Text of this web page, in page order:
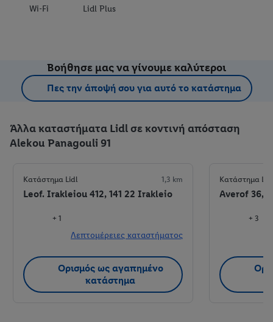
Wi-Fi
Lidl Plus
Βοήθησε μας να γίνουμε καλύτεροι
Πες την άποψή σου για αυτό το κατάστημα
Άλλα καταστήματα Lidl σε κοντινή απόσταση
Alekou Panagouli 91
Κατάστημα Lidl 1,3 km
Leof. Irakleiou 412, 141 22 Irakleio
+ 1
Λεπτομέρειες καταστήματος
Ορισμός ως αγαπημένο
κατάστημα
Κατάστημα
Averof 36,
+ 3